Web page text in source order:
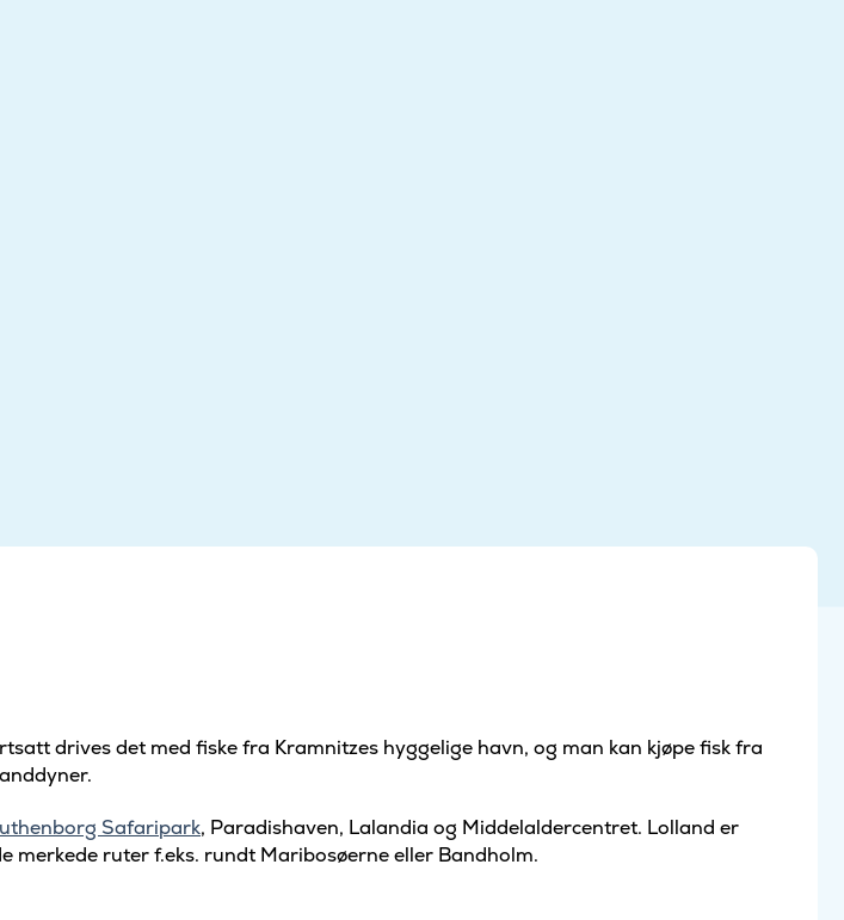
drives det med fiske fra Kramnitzes hyggelige havn, og man kan kjøpe fisk fra
Safaripark, Paradishaven, Lalandia og Middelaldercentret. Lolland er
merkede ruter f.eks. rundt Maribosøerne eller Bandholm.